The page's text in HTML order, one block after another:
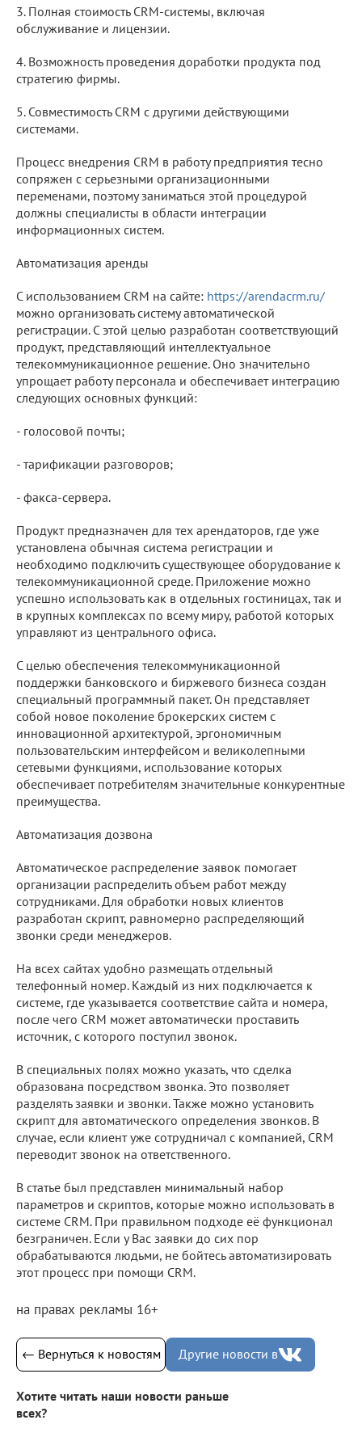
3. Полная стоимость CRM-системы, включая
обслуживание и лицензии.
4. Возможность проведения доработки продукта под
стратегию фирмы.
5. Совместимость CRM с другими действующими
системами.
Процесс внедрения CRM в работу предприятия тесно
сопряжен с серьезными организационными
переменами, поэтому заниматься этой процедурой
должны специалисты в области интеграции
информационных систем.
Автоматизация аренды
С использованием CRM на сайте: https://arendacrm.ru/
можно организовать систему автоматической
регистрации. С этой целью разработан соответствующий
продукт, представляющий интеллектуальное
телекоммуникационное решение. Оно значительно
упрощает работу персонала и обеспечивает интеграцию
следующих основных функций:
- голосовой почты;
- тарификации разговоров;
- факса-сервера.
Продукт предназначен для тех арендаторов, где уже
установлена обычная система регистрации и
необходимо подключить существующее оборудование к
телекоммуникационной среде. Приложение можно
успешно использовать как в отдельных гостиницах, так и
в крупных комплексах по всему миру, работой которых
управляют из центрального офиса.
С целью обеспечения телекоммуникационной
поддержки банковского и биржевого бизнеса создан
специальный программный пакет. Он представляет
собой новое поколение брокерских систем с
инновационной архитектурой, эргономичным
пользовательским интерфейсом и великолепными
сетевыми функциями, использование которых
обеспечивает потребителям значительные конкурентные
преимущества.
Автоматизация дозвона
Автоматическое распределение заявок помогает
организации распределить объем работ между
сотрудниками. Для обработки новых клиентов
разработан скрипт, равномерно распределяющий
звонки среди менеджеров.
На всех сайтах удобно размещать отдельный
телефонный номер. Каждый из них подключается к
системе, где указывается соответствие сайта и номера,
после чего CRM может автоматически проставить
источник, с которого поступил звонок.
В специальных полях можно указать, что сделка
образована посредством звонка. Это позволяет
разделять заявки и звонки. Также можно установить
скрипт для автоматического определения звонков. В
случае, если клиент уже сотрудничал с компанией, CRM
переводит звонок на ответственного.
В статье был представлен минимальный набор
параметров и скриптов, которые можно использовать в
системе CRM. При правильном подходе её функционал
безграничен. Если у Вас заявки до сих пор
обрабатываются людьми, не бойтесь автоматизировать
этот процесс при помощи CRM.
на правах рекламы 16+
← Вернуться к новостям Другие новости в
Хотите читать наши новости раньше
всех?